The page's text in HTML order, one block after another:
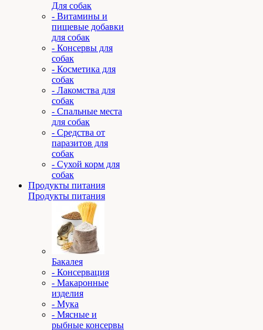
Для собак
- Витамины и
пищевые добавки
для собак
- Консервы для
собак
- Косметика для
собак
- Лакомства для
собак
- Спальные места
для собак
- Средства от
паразитов для
собак
- Сухой корм для
собак
Продукты питания
Продукты питания
Бакалея
- Консервация
- Макаронные
изделия
- Мука
- Мясные и
рыбные консервы